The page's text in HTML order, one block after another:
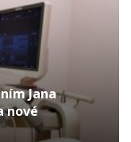
Jana
nové